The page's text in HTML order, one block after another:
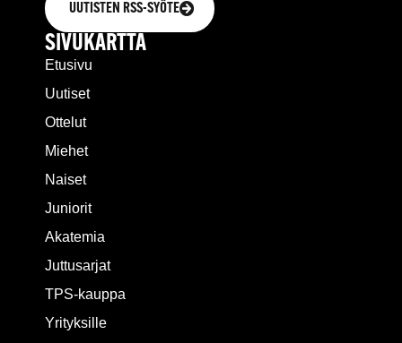
UUTISTEN RSS-SYÖTE
SIVUKARTTA
Etusivu
Uutiset
Ottelut
Miehet
Naiset
Juniorit
Akatemia
Juttusarjat
TPS-kauppa
Yrityksille